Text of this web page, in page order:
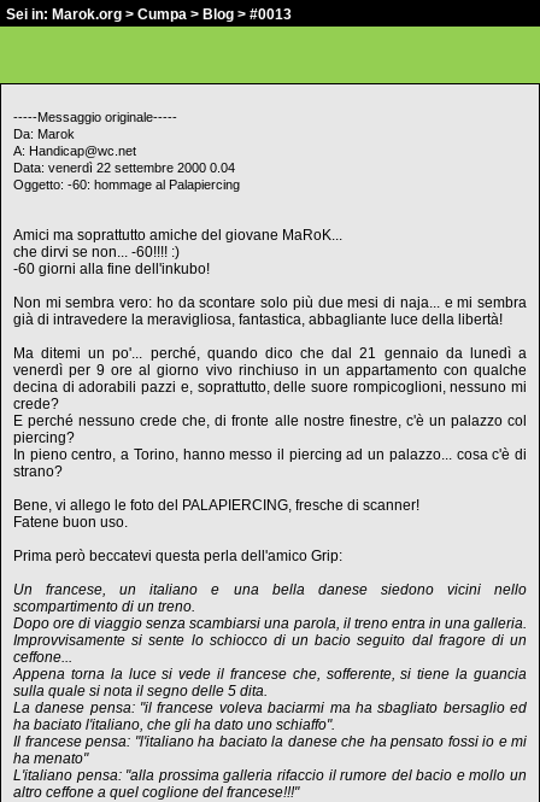
Sei in: Marok.org > Cumpa > Blog > #0013
-----Messaggio originale-----
Da: Marok
A: Handicap@wc.net
Data: venerdì 22 settembre 2000 0.04
Oggetto: -60: hommage al Palapiercing
Amici ma soprattutto amiche del giovane MaRoK...
che dirvi se non... -60!!!! :)
-60 giorni alla fine dell'inkubo!
Non mi sembra vero: ho da scontare solo più due mesi di naja... e mi sembra
già di intravedere la meravigliosa, fantastica, abbagliante luce della libertà!
Ma ditemi un po'... perché, quando dico che dal 21 gennaio da lunedì a
venerdì per 9 ore al giorno vivo rinchiuso in un appartamento con qualche
decina di adorabili pazzi e, soprattutto, delle suore rompicoglioni, nessuno mi
crede?
E perché nessuno crede che, di fronte alle nostre finestre, c'è un palazzo col
piercing?
In pieno centro, a Torino, hanno messo il piercing ad un palazzo... cosa c'è di
strano?
Bene, vi allego le foto del PALAPIERCING, fresche di scanner!
Fatene buon uso.
Prima però beccatevi questa perla dell'amico Grip:
Un francese, un italiano e una bella danese siedono vicini nello
scompartimento di un treno.
Dopo ore di viaggio senza scambiarsi una parola, il treno entra in una galleria.
Improvvisamente si sente lo schiocco di un bacio seguito dal fragore di un
ceffone...
Appena torna la luce si vede il francese che, sofferente, si tiene la guancia
sulla quale si nota il segno delle 5 dita.
La danese pensa: "il francese voleva baciarmi ma ha sbagliato bersaglio ed
ha baciato l'italiano, che gli ha dato uno schiaffo".
Il francese pensa: "l'italiano ha baciato la danese che ha pensato fossi io e mi
ha menato"
L'italiano pensa: "alla prossima galleria rifaccio il rumore del bacio e mollo un
altro ceffone a quel coglione del francese!!!"